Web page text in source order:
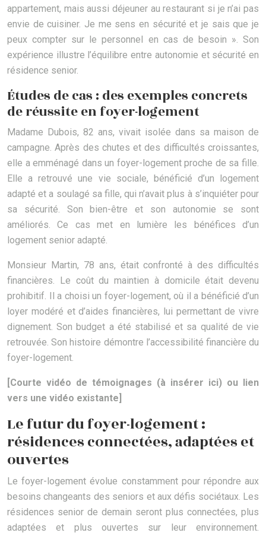
appartement, mais aussi déjeuner au restaurant si je n’ai pas
envie de cuisiner. Je me sens en sécurité et je sais que je
peux compter sur le personnel en cas de besoin ». Son
expérience illustre l’équilibre entre autonomie et sécurité en
résidence senior.
Études de cas : des exemples concrets
de réussite en foyer-logement
Madame Dubois, 82 ans, vivait isolée dans sa maison de
campagne. Après des chutes et des difficultés croissantes,
elle a emménagé dans un foyer-logement proche de sa fille.
Elle a retrouvé une vie sociale, bénéficié d’un logement
adapté et a soulagé sa fille, qui n’avait plus à s’inquiéter pour
sa sécurité. Son bien-être et son autonomie se sont
améliorés. Ce cas met en lumière les bénéfices d’un
logement senior adapté.
Monsieur Martin, 78 ans, était confronté à des difficultés
financières. Le coût du maintien à domicile était devenu
prohibitif. Il a choisi un foyer-logement, où il a bénéficié d’un
loyer modéré et d’aides financières, lui permettant de vivre
dignement. Son budget a été stabilisé et sa qualité de vie
retrouvée. Son histoire démontre l’accessibilité financière du
foyer-logement.
[Courte vidéo de témoignages (à insérer ici) ou lien
vers une vidéo existante]
Le futur du foyer-logement :
résidences connectées, adaptées et
ouvertes
Le foyer-logement évolue constamment pour répondre aux
besoins changeants des seniors et aux défis sociétaux. Les
résidences senior de demain seront plus connectées, plus
adaptées et plus ouvertes sur leur environnement.